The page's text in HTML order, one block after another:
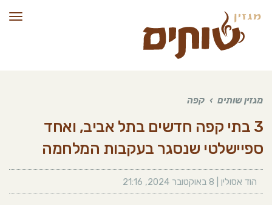
מגזין שותים › קפה
3 בתי קפה חדשים בתל אביב, ואחד
ספיישלטי שנסגר בעקבות המלחמה
הוד אסולין 8 באוקטובר 2024 ,
21:16